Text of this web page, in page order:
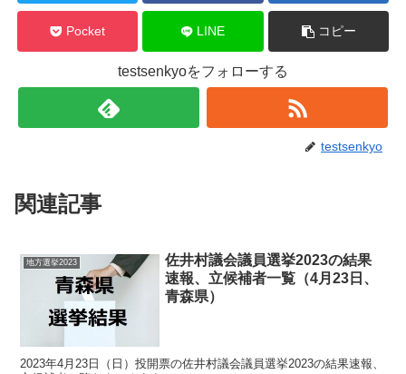
Pocket LINE コピー
testsenkyoをフォローする
testsenkyo
関連記事
地方選挙2023
佐井村議会議員選挙2023の結果
速報、立候補者一覧（4月23日、
青森県）
2023年4月23日（日）投開票の佐井村議会議員選挙2023の結果速報、